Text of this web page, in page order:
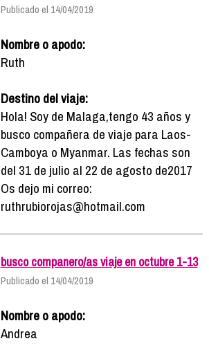
Publicado el 14/04/2019
Nombre o apodo:
Ruth
Destino del viaje:
Hola! Soy de Malaga,tengo 43 años y
busco compañera de viaje para Laos-
Camboya o Myanmar. Las fechas son
del 31 de julio al 22 de agosto de2017
Os dejo mi correo:
ruthrubiorojas@hotmail.com
busco companero/as viaje en octubre 1-13
Publicado el 14/04/2019
Nombre o apodo:
Andrea